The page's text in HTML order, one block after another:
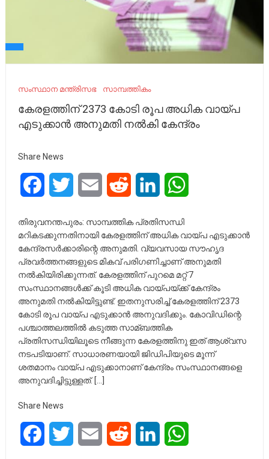
സംസ്ഥാന മന്ത്രിസഭ സാമ്പത്തികം
കേരളത്തിന് 2373 കോടി രൂപ അധിക വായ്പ
എടുക്കാന്‍ അനുമതി നല്‍കി കേന്ദ്രം
Share News
FacebookTwitter Email Reddit LinkedIn
തിരുവനന്തപുരം: സാമ്പത്തിക പ്രതിസന്ധി
മറികടക്കുന്നതിനായി കേരളത്തിന് അധിക വായ്പ എടുക്കാന്‍
കേന്ദ്രസര്‍ക്കാരിന്റെ അനുമതി. വ്യവസായ സൗഹൃദ
പ്രവര്‍ത്തനങ്ങളുടെ മികവ് പരിഗണിച്ചാണ് അനുമതി
നല്‍കിയിരിക്കുന്നത്. കേരളത്തിന് പുറമെ മറ്റ് 7
സംസ്ഥാനങ്ങള്‍ക്ക് കൂടി അധിക വായ്പയ്ക്ക് കേന്ദ്രം
അനുമതി നല്‍കിയിട്ടുണ്ട്. ഇതനുസരിച്ച്‌ കേരളത്തിന് 2373
കോടി രൂപ വായ്പ എടുക്കാന്‍ അനുവദിക്കും. കോവിഡിന്റെ
പശ്ചാത്തലത്തില്‍ കടുത്ത സാമ്ബത്തിക
പ്രതിസന്ധിയിലൂടെ നീങ്ങുന്ന കേരളത്തിനു ഇത് ആശ്വസ
നടപടിയാണ്. സാധാരണയായി ജിഡിപിയുടെ മൂന്ന്
ശതമാനം വായ്പ എടുക്കാനാണ് കേന്ദ്രം സംസ്ഥാനങ്ങളെ
അനുവദിച്ചിട്ടുള്ളത്. […]
Share News
FacebookTwitter Email Reddit LinkedIn